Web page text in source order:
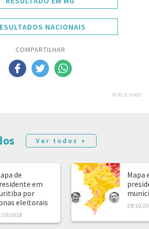
NACIONAIS
COMPARTILHAR
PUBLICIDADE
Ver todos +
de
em
por
eleitorais
10/2018
Mapa
28/10/